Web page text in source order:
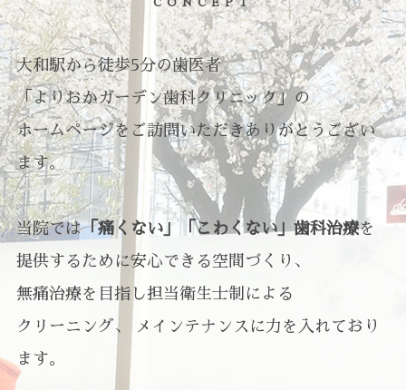
CONCEPT
大和駅から徒歩5分の歯医者
「よりおかガーデン歯科クリニック」の
ホームページをご訪問いただきありがとうござい
ます。
当院では「痛くない」「こわくない」歯科治療を
提供するために安心できる空間づくり、
無痛治療を目指し担当衛生士制による
クリーニング、 メインテナンスに力を入れており
ます。